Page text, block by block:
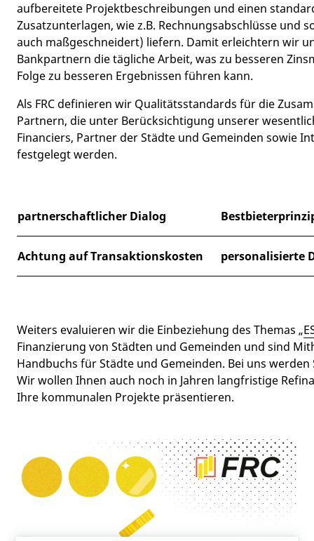
aufbereitete Projektbeschreibungen und einen
Zusatzunterlagen, wie z.B. Rechnungsabschlüsse und
auch maßgeschneidert) liefern. Damit erleichtern wir
Bankpartnern die tägliche Arbeit, was zu besseren
Folge zu besseren Ergebnissen führen kann.
Als FRC definieren wir Qualitätsstandards für die
Partnern, die unter Berücksichtigung unserer
Financiers, Partner der Städte und Gemeinden sowie
festgelegt werden.
partnerschaftlicher Dialog
Achtung auf Transaktionskosten personalisierte
Weiters evaluieren wir die Einbeziehung des Themas „
Finanzierung von Städten und Gemeinden und sind
Handbuchs für Städte und Gemeinden. Bei uns
Wir wollen Ihnen auch noch in Jahren langfristige
Ihre kommunalen Projekte präsentieren.